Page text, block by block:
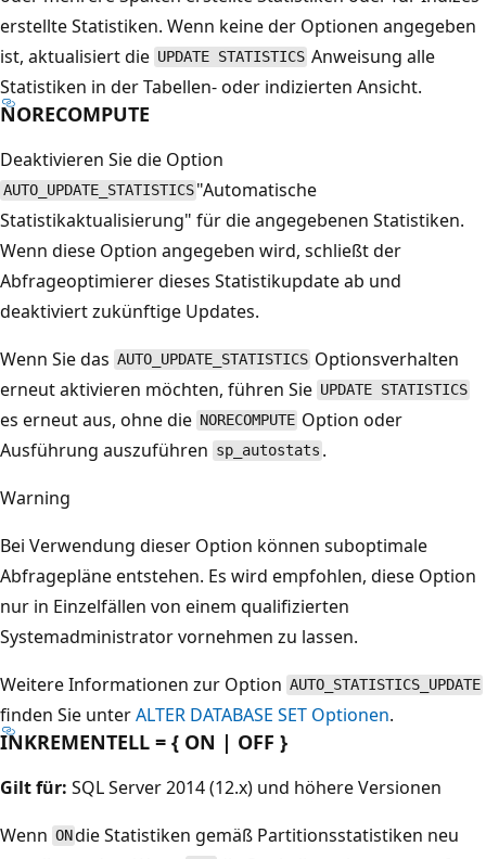
erstellte Statistiken. Wenn keine der Optionen angegeben
ist, aktualisiert die UPDATE STATISTICS Anweisung alle
Statistiken in der Tabellen- oder indizierten Ansicht.
NORECOMPUTE
Deaktivieren Sie die Option
AUTO_UPDATE_STATISTICS "Automatische
Statistikaktualisierung" für die angegebenen Statistiken.
Wenn diese Option angegeben wird, schließt der
Abfrageoptimierer dieses Statistikupdate ab und
deaktiviert zukünftige Updates.
Wenn Sie das AUTO_UPDATE_STATISTICS Optionsverhalten
erneut aktivieren möchten, führen Sie UPDATE STATISTICS
es erneut aus, ohne die NORECOMPUTE Option oder
Ausführung auszuführen sp_autostats .
Warning
Bei Verwendung dieser Option können suboptimale
Abfragepläne entstehen. Es wird empfohlen, diese Option
nur in Einzelfällen von einem qualifizierten
Systemadministrator vornehmen zu lassen.
Weitere Informationen zur Option AUTO_STATISTICS_UPDATE
finden Sie unterALTER DATABASE SET Optionen.
INKREMENTELL = { ON | OFF }
Gilt für: SQL Server 2014 (12.x) und höhere Versionen
Wenn ONdie Statistiken gemäß Partitionsstatistiken neu